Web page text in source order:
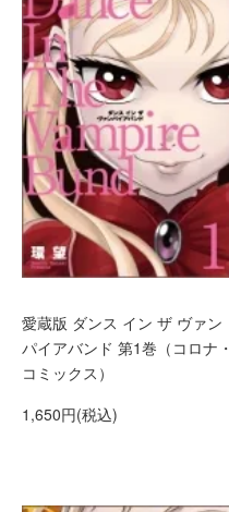
愛蔵版 ダンス イン ザ ヴァン
パイアバンド 第1巻（コロナ・
コミックス）
1,650円(税込)